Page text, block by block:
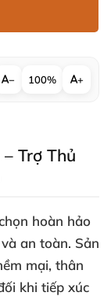
− 100% +
Trợ Thủ
hoàn hảo
an toàn. Sản
mại, thân
khi tiếp xúc